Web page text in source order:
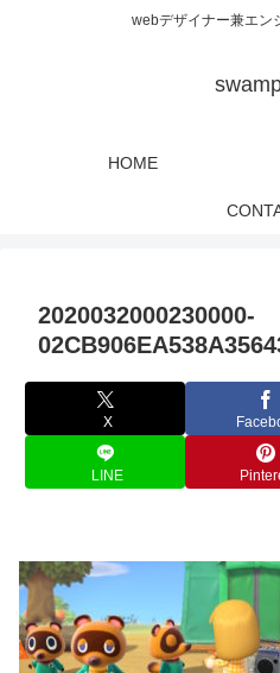
webデザイナー兼エン
HOME
2020032000230000-
X
LINE